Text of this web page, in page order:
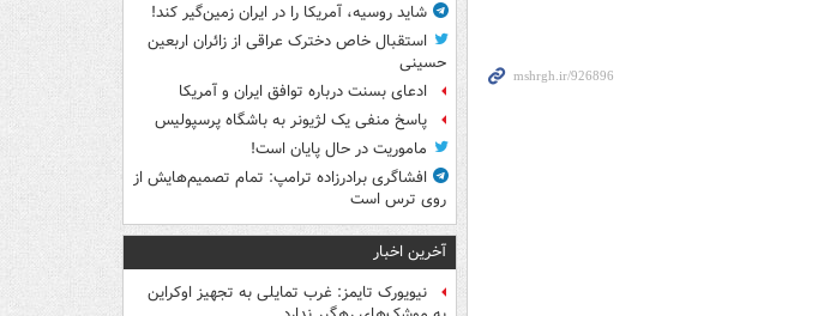
شاید روسیه، آمریکا را در ایران زمین‌گیر کند!
استقبال خاص دخترک عراقی از زائران اربعین
حسینی
ادعای بسنت درباره توافق ایران و آمریکا
پاسخ منفی یک لژیونر به باشگاه پرسپولیس
ماموریت در حال پایان است!
افشاگری برادرزاده ترامپ: تمام تصمیم‌هایش از
روی ترس است
آخرین اخبار
نیویورک تایمز: غرب تمایلی به تجهیز اوکراین